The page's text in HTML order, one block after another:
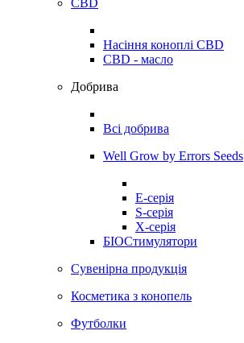
CBD
Насіння коноплі CBD
CBD - масло
Добрива
Всі добрива
Well Grow by Errors Seeds
E-серія
S-серія
X-серія
БІОСтимулятори
Сувенірна продукція
Косметика з конопель
Футболки